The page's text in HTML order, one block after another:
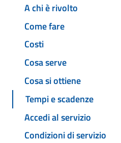
A chi è rivolto
Come fare
Costi
Cosa serve
Cosa si ottiene
Tempi e scadenze
Accedi al servizio
Condizioni di servizio